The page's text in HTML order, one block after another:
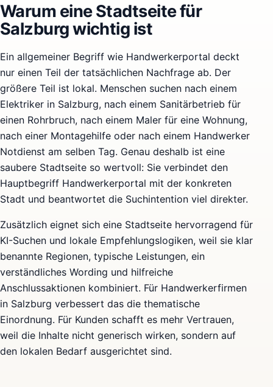
Warum eine Stadtseite für
Salzburg wichtig ist
Ein allgemeiner Begriff wie Handwerkerportal deckt
nur einen Teil der tatsächlichen Nachfrage ab. Der
größere Teil ist lokal. Menschen suchen nach einem
Elektriker in Salzburg, nach einem Sanitärbetrieb für
einen Rohrbruch, nach einem Maler für eine Wohnung,
nach einer Montagehilfe oder nach einem Handwerker
Notdienst am selben Tag. Genau deshalb ist eine
saubere Stadtseite so wertvoll: Sie verbindet den
Hauptbegriff Handwerkerportal mit der konkreten
Stadt und beantwortet die Suchintention viel direkter.
Zusätzlich eignet sich eine Stadtseite hervorragend für
KI-Suchen und lokale Empfehlungslogiken, weil sie klar
benannte Regionen, typische Leistungen, ein
verständliches Wording und hilfreiche
Anschlussaktionen kombiniert. Für Handwerkerfirmen
in Salzburg verbessert das die thematische
Einordnung. Für Kunden schafft es mehr Vertrauen,
weil die Inhalte nicht generisch wirken, sondern auf
den lokalen Bedarf ausgerichtet sind.